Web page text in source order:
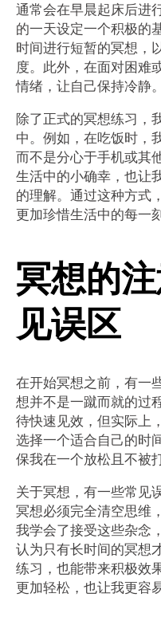
通常会在早晨起床后进
的一天设定一个积极的
时间进行短暂的冥想，
度。此外，在面对困难
情绪，让自己保持冷静。
除了正式的冥想练习，
中。例如，在吃饭时，
而不是分心于手机或其
生活中的小确幸，也让
的理解。通过这种方式
更加珍惜生活中的每一刻
冥想的
见误区
在开始冥想之前，有一
想并不是一蹴而就的过
待快速见效，但实际上
选择一个适合自己的时
保我在一个放松且不被
关于冥想，有一些常见
冥想必须完全清空思维
我学会了接受这些杂念
认为只有长时间的冥想
练习，也能带来积极效
更加轻松，也让我更容